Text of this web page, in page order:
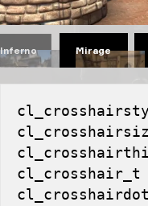
Inferno Mirage
cl_crosshair_t